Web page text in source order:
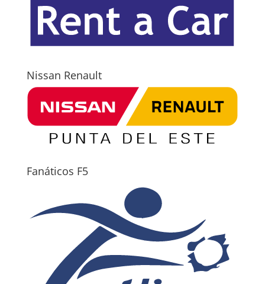
Nissan Renault
Fanáticos F5